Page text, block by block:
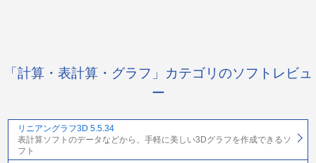
「計算・表計算・グラフ」カテゴリのソフトレビュ
ー
リニアングラフ3D 5.5.34
表計算ソフトのデータなどから、手軽に美しい3Dグラフを作成できるソ
フト